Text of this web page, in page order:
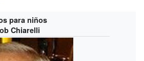
para niños
Chiarelli